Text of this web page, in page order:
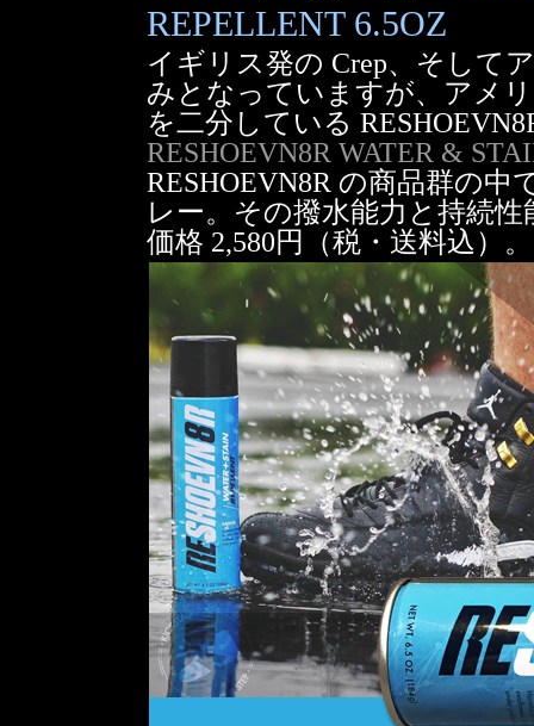
REPELLENT 6.5OZ
イギリス発の Crep、そして
みとなっていますが、アメ
を二分している
RESHOEVN8R WATER &
RESHOEVN8R の商品群の
レー。その撥水能力と持続
価格 2,580円（税・送料込）。